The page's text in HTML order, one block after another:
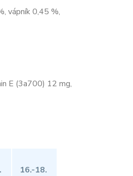
vápník 0,45 %,
E (3a700) 12 mg,
16.-18.